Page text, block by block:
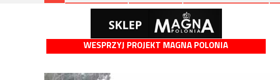
WESPRZYJ PROJEKT MAGNA POLONIA